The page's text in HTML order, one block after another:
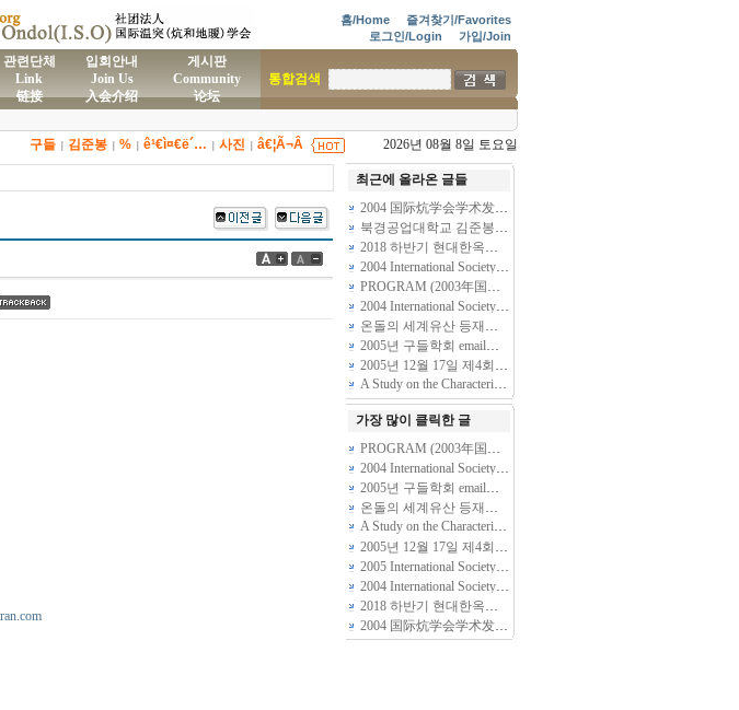
홈/Home
즐겨찾기/Favorites
로그인/Login
가입/Join
관련단체
Link
链接
입회안내
Join Us
入会介绍
게시판
Community
论坛
통합검색
구들 김준봉 % ê¹€ì¤€ë´… 사진 â€¦Ã¬Â 2026년 08월 8일 토요일
최근에 올라온 글들
2004 国际炕学会学术发表大会
북경공업대학교 김준봉 교수의 세 번째 이야기 - 뜨근뜨근 온돌
2018 하반기 현대한옥학회 한옥답사안내입니다
2004 International Society of Ondol’s (炕, Floor Radiant Heating System) General Meeting and Symposium
PROGRAM (2003年国际炕学会学术大会安排)
2004 International Society of Ondol’s (炕, Floor Radiant Heating System) General Meeting and Symposium
온돌의 세계유산 등재를 위한 준비 작업
2005년 구들학회 email주소록입니다.
2005년 12월 17일 제4회 국제온돌학회 개최에 부쳐.....
A Study on the Characteristics of Ondol(Kang, Gudle -- Radiant floor heating System) found in Folk Housing of Several Peoples in North Area, Chin…
가장 많이 클릭한 글
PROGRAM (2003年国际炕学会学术大会安排)
2004 International Society of Ondol’s (炕, Floor Radiant Heating System) General Meeting and Symposium
2005년 구들학회 email주소록입니다.
온돌의 세계유산 등재를 위한 준비 작업
A Study on the Characteristics of Ondol(Kang, Gudle -- Radiant floor heating System) found in Folk Housing of Several Peoples in North Area, Chin…
2005년 12월 17일 제4회 국제온돌학회 개최에 부쳐.....
2005 International Society of Ondol’s (溫突,炕, Radiant Floor Heating System) General Meeting and Housing Symposium
2004 International Society of Ondol’s (炕, Floor Radiant Heating System) General Meeting and Symposium
2018 하반기 현대한옥학회 한옥답사안내입니다
2004 国际炕学会学术发表大会